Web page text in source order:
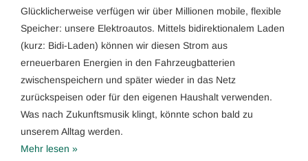
Glücklicherweise verfügen wir über Millionen mobile, flexible
Speicher: unsere Elektroautos. Mittels bidirektionalem Laden
(kurz: Bidi-Laden) können wir diesen Strom aus
erneuerbaren Energien in den Fahrzeugbatterien
zwischenspeichern und später wieder in das Netz
zurückspeisen oder für den eigenen Haushalt verwenden.
Was nach Zukunftsmusik klingt, könnte schon bald zu
unserem Alltag werden.
Mehr lesen »